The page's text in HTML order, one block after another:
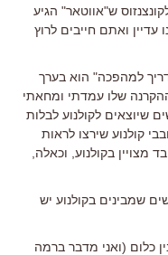
ש"אווטאר" הגיע
עדיין ואתם חייבים לרוץ
למהפכה" הוא בערך
שלו עמדתי ומחאתי
שיוצאים לקולנוע לבלות
קולנוע שירצו לראות
בקולנוע, וכאלה,
שמבינים בקולנוע יש
כלום (ואני מדבר ברמה